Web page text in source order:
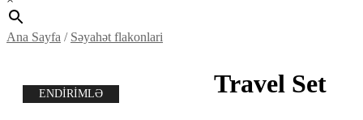
Ana Sayfa / Səyahət flakonlari
ENDİRİMLƏ Travel Set